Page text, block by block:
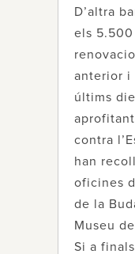
D’altra
els
anterior i
últims
contra
han
oficines
de la
Museu
Si a